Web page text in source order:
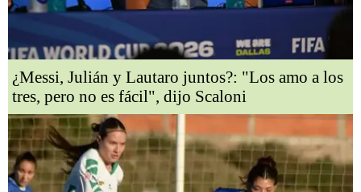
¿Messi, Julián y Lautaro juntos?: "Los amo a los
tres, pero no es fácil", dijo Scaloni